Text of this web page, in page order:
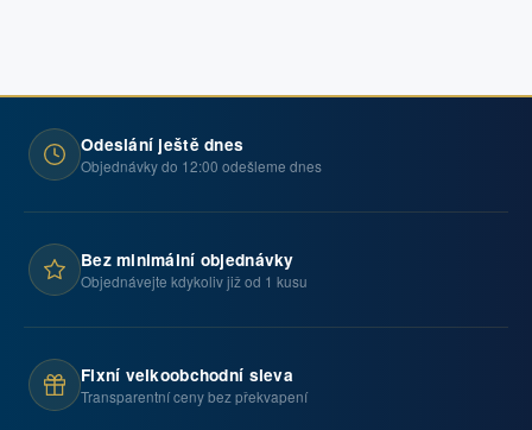
Odeslání ještě dnes
Objednávky do 12:00 odešleme dnes
Bez minimální objednávky
Objednávejte kdykoliv již od 1 kusu
Fixní velkoobchodní sleva
Transparentní ceny bez překvapení